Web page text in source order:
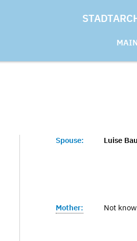
MAIN
Spouse: Luise
Mother: Not